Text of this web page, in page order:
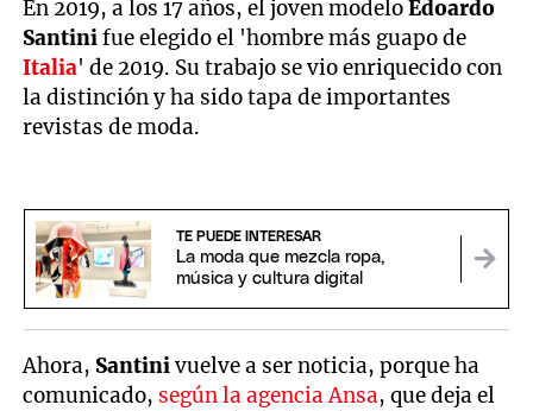
En 2019, a los 17 años, el joven modeloEdoardo
Santinifue elegido el 'hombre más guapo de
Italia' de 2019. Su trabajo se vio enriquecido con
la distinción y ha sido tapa de importantes
revistas de moda.
TE PUEDE INTERESAR
La moda que mezcla ropa,
música y cultura digital
Ahora, Santinivuelve a ser noticia, porque ha
comunicado, según la agencia Ansa, que deja el